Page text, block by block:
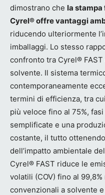
dimostrano che la
Cyrel® offre vantaggi
riducendo ulteriormente
imballaggi. Lo stesso
confronto tra Cyrel®
solvente. Il sistema
contemporaneamente
termini di efficienza, tra
più veloce fino al 75%,
semplificate e una
costante, il tutto
dell’impatto ambientale
Cyrel® FAST riduce le
volatili (COV) fino al
convenzionali a solvente